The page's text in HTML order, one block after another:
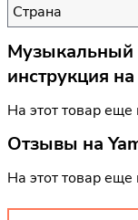
Страна
Музыкальный
инструкция
На этот товар еще
Отзывы на
На этот товар еще